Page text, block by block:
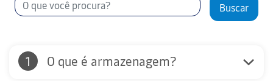
Buscar
O que é armazenagem?